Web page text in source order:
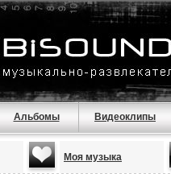
Альбомы Видеоклипы
Моя музыка